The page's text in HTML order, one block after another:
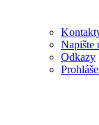
Napište
Odkazy